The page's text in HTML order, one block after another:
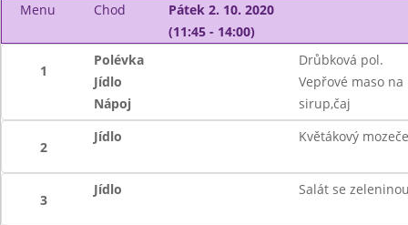
Menu Chod
Pátek 2. 10. 2020
(11:45 - 14:00)
1
Polévka
Drůbková pol.
Jídlo
Vepřové maso
Nápoj
sirup,čaj
2
Jídlo Květákový
3
Jídlo Salát se